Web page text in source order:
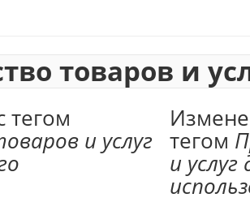
товаров и
тегом
и услуг тегом
и